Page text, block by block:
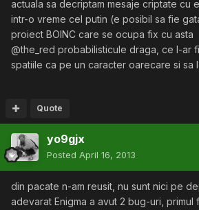
actuala sa decriptam mesaje criptate cu
intr-o vreme cel putin (e posibil sa fie
proiect BOINC care se ocupa fix cu asta
@the_red probabilisticule draga, ce l-ar
spatiile ca pe un caracter oarecare si sa
Quote
yo9gjx
Posted April 16, 2013
din pacate n-am reusit, nu sunt nici pe
adevarat Enigma a avut 2 bug-uri, primul